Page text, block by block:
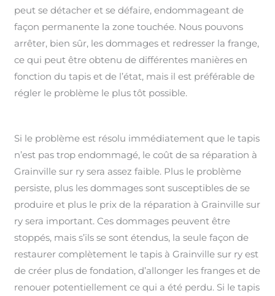
peut se détacher et se défaire, endommageant de
façon permanente la zone touchée. Nous pouvons
arrêter, bien sûr, les dommages et redresser la frange,
ce qui peut être obtenu de différentes manières en
fonction du tapis et de l’état, mais il est préférable de
régler le problème le plus tôt possible.
Si le problème est résolu immédiatement que le tapis
n’est pas trop endommagé, le coût de sa réparation à
Grainville sur ry sera assez faible. Plus le problème
persiste, plus les dommages sont susceptibles de se
produire et plus le prix de la réparation à Grainville sur
ry sera important. Ces dommages peuvent être
stoppés, mais s’ils se sont étendus, la seule façon de
restaurer complètement le tapis à Grainville sur ry est
de créer plus de fondation, d’allonger les franges et de
renouer potentiellement ce qui a été perdu. Si le tapis